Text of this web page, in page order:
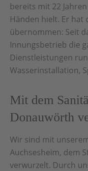
bereits mit 22
Händen hielt. Er hat
übernommen: Seit
Innungsbetrieb die
Dienstleistungen
Wasserinstallation,
Mit dem
Donauwörth
Wir sind mit
Auchsesheim, dem
verwurzelt. Durch